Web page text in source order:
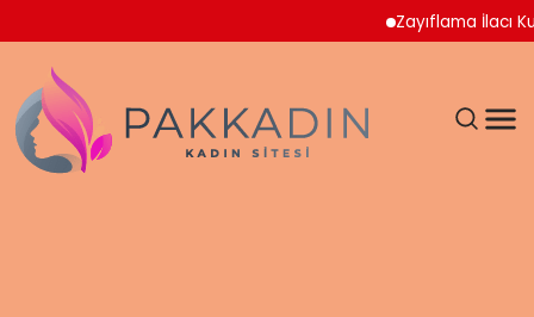
Zayıflama İlacı